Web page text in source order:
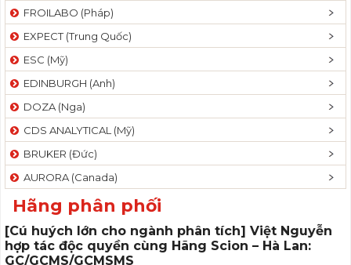
FROILABO (Pháp)
EXPECT (Trung Quốc)
ESC (Mỹ)
EDINBURGH (Anh)
DOZA (Nga)
CDS ANALYTICAL (Mỹ)
BRUKER (Đức)
AURORA (Canada)
Hãng phân phối
[Cú huých lớn cho ngành phân tích] Việt Nguyễn
hợp tác độc quyền cùng Hãng Scion – Hà Lan:
GC/GCMS/GCMSMS